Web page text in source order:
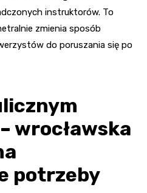
instruktorów. To
zmienia sposób
do poruszania się po
wrocławska
potrzeby